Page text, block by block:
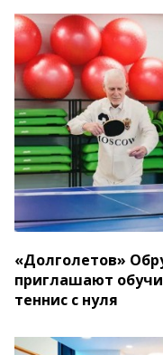
«Долголетов»
приглашают
теннис с нуля